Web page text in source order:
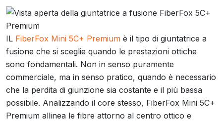
IL FiberFox Mini 5C+ Premium è il tipo di giuntatrice a
fusione che si sceglie quando le prestazioni ottiche
sono fondamentali. Non in senso puramente
commerciale, ma in senso pratico, quando è necessario
che la perdita di giunzione sia costante e il più bassa
possibile. Analizzando il core stesso, FiberFox Mini 5C+
Premium allinea le fibre attorno al centro ottico e